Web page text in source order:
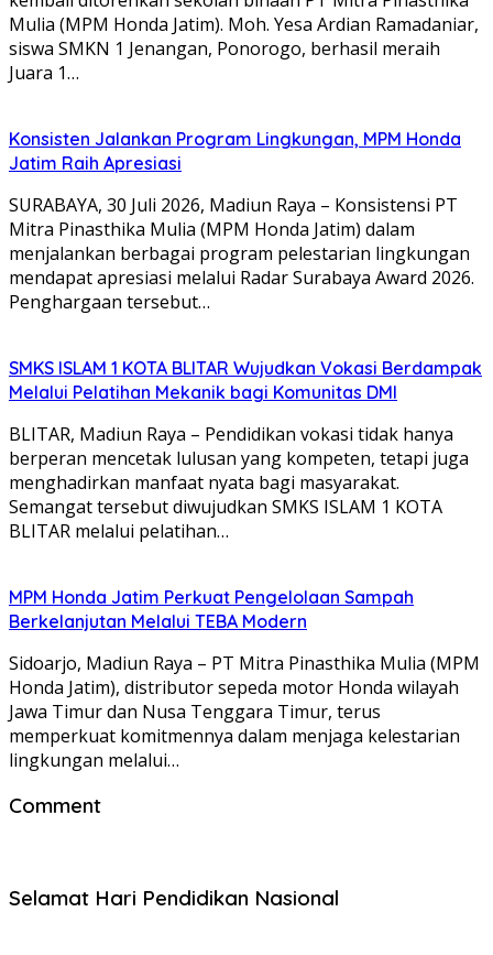
Mulia (MPM Honda Jatim). Moh. Yesa Ardian Ramadaniar,
siswa SMKN 1 Jenangan, Ponorogo, berhasil meraih
Juara 1…
Konsisten Jalankan Program Lingkungan, MPM Honda
Jatim Raih Apresiasi
SURABAYA, 30 Juli 2026, Madiun Raya – Konsistensi PT
Mitra Pinasthika Mulia (MPM Honda Jatim) dalam
menjalankan berbagai program pelestarian lingkungan
mendapat apresiasi melalui Radar Surabaya Award 2026.
Penghargaan tersebut…
SMKS ISLAM 1 KOTA BLITAR Wujudkan Vokasi Berdampak
Melalui Pelatihan Mekanik bagi Komunitas DMI
BLITAR, Madiun Raya – Pendidikan vokasi tidak hanya
berperan mencetak lulusan yang kompeten, tetapi juga
menghadirkan manfaat nyata bagi masyarakat.
Semangat tersebut diwujudkan SMKS ISLAM 1 KOTA
BLITAR melalui pelatihan…
MPM Honda Jatim Perkuat Pengelolaan Sampah
Berkelanjutan Melalui TEBA Modern
Sidoarjo, Madiun Raya – PT Mitra Pinasthika Mulia (MPM
Honda Jatim), distributor sepeda motor Honda wilayah
Jawa Timur dan Nusa Tenggara Timur, terus
memperkuat komitmennya dalam menjaga kelestarian
lingkungan melalui…
Comment
Selamat Hari Pendidikan Nasional